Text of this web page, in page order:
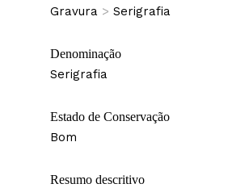
Gravura > Serigrafia
Denominação
Serigrafia
Estado de Conservação
Bom
Resumo descritivo